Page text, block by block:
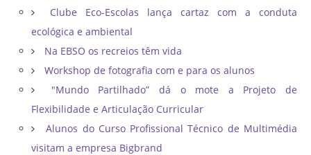
Clube Eco-Escolas lança cartaz com a conduta
ecológica e ambiental
Na EBSO os recreios têm vida
Workshop de fotografia com e para os alunos
"Mundo Partilhado” dá o mote a Projeto de
Flexibilidade e Articulação Curricular
Alunos do Curso Profissional Técnico de Multimédia
visitam a empresa Bigbrand